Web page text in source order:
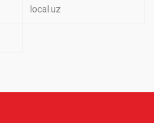
local.uz